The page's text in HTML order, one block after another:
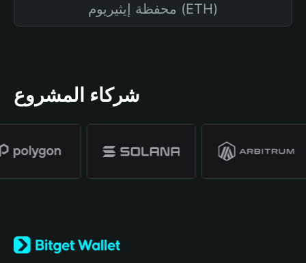
محفظة إيثيريوم (ETH)
شركاء المشروع